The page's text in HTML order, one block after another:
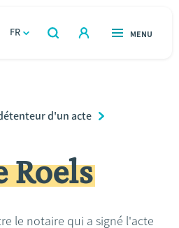
FR
OUVERT
RECHERCHER
OUVERT
MENU
d'un acte
Roels
le notaire qui a signé l'acte